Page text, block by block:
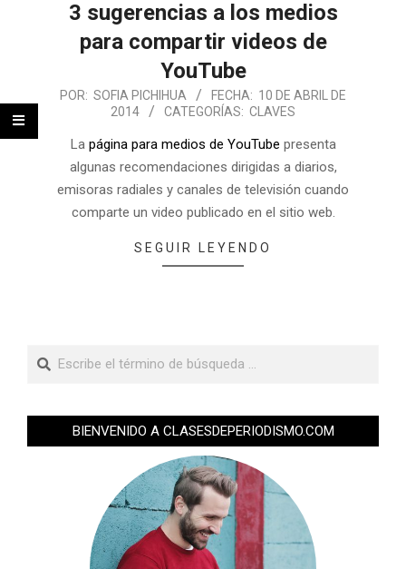
3 sugerencias a los medios
para compartir videos de
YouTube
POR: SOFIA PICHIHUA FECHA: 10 DE ABRIL DE
2014
CATEGORÍAS: CLAVES
La página para medios de YouTube presenta
algunas recomendaciones dirigidas a diarios,
emisoras radiales y canales de televisión cuando
comparte un video publicado en el sitio web.
SEGUIR LEYENDO
BIENVENIDO A CLASESDEPERIODISMO.COM